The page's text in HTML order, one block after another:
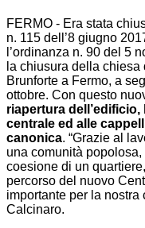
FERMO - Era stata
n. 115 dell’8 giugno
l’ordinanza n. 90 del 5
la chiusura della chiesa
Brunforte a Fermo, a
ottobre. Con questo
riapertura
centrale ed alle
canonica. “Grazie al
una comunità
coesione di un
percorso del nuovo
importante per la nostra
Calcinaro.